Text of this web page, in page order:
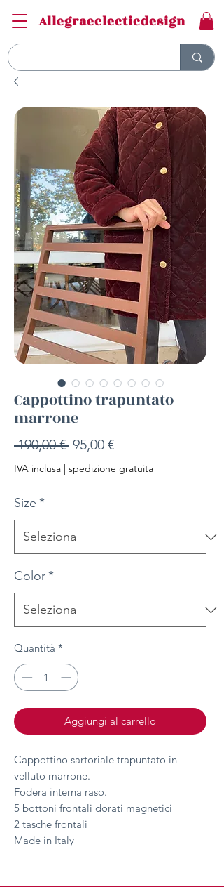
Allegraeclecticdesign
Cappottino trapuntato
marrone
190,00 € Prezzo
regolare
95,00 €Prezzo
scontato
IVA inclusa | spedizione gratuita
Size *
Color*
Quantità *
Aggiungi al carrello
Cappottino sartoriale trapuntato in
velluto marrone.
Fodera interna raso.
5 bottoni frontali dorati magnetici
2 tasche frontali
Made in Italy